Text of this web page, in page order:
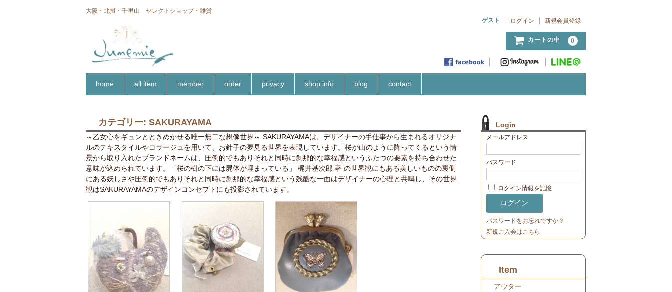
大阪・北摂・千里山 セレクトショップ・雑貨
ゲスト
ログイン 新規会員登録
カートの中 0
home all item member order privacy shop info blog contact
カテゴリー: SAKURAYAMA
～乙女心をギュンとときめかせる唯一無二な想像世界～ SAKURAYAMAは、デザイナーの手仕事から生まれるオリジナ
ルのテキスタイルやコラージュを用いて、お針子の夢見る世界を表現しています。桜が山のように降ってくるという情
景から取り入れたブランドネームは、圧倒的でもありそれと同時に刹那的な幸福感というふたつの要素を持ち合わせた
意味が込められています。「桜の樹の下には屍体が埋まっている」 梶井基次郎 著 の世界観にもある美しいものの裏側
にある妖しさや圧倒的でもありそれと同時に刹那的な幸福感という残酷な一面はデザイナーの心理と共鳴し、その世界
観はSAKURAYAMAのデザインコンセプトにも投影されています。
Login
メールアドレス
パスワード
ログイン情報を記憶
パスワードをお忘れですか？
新規ご入会はこちら
Item
アウター